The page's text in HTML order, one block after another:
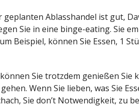
geplanten Ablasshandel ist gut,
Sie in eine binge-eating. Sie
Beispiel, können Sie Essen, 1
Sie trotzdem genießen
Wenn Sie lieben, was Sie
Sie don’t Notwendigkeit, zu